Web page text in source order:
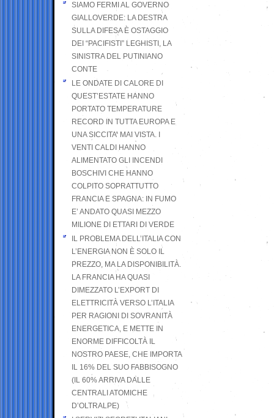
SIAMO FERMI AL GOVERNO
GIALLOVERDE: LA DESTRA
SULLA DIFESA È OSTAGGIO
DEI “PACIFISTI” LEGHISTI, LA
SINISTRA DEL PUTINIANO
CONTE
LE ONDATE DI CALORE DI
QUEST’ESTATE HANNO
PORTATO TEMPERATURE
RECORD IN TUTTA EUROPA E
UNA SICCITA’ MAI VISTA. I
VENTI CALDI HANNO
ALIMENTATO GLI INCENDI
BOSCHIVI CHE HANNO
COLPITO SOPRATTUTTO
FRANCIA E SPAGNA: IN FUMO
E’ ANDATO QUASI MEZZO
MILIONE DI ETTARI DI VERDE
IL PROBLEMA DELL’ITALIA CON
L’ENERGIA NON È SOLO IL
PREZZO, MA LA DISPONIBILITÀ.
LA FRANCIA HA QUASI
DIMEZZATO L’EXPORT DI
ELETTRICITÀ VERSO L’ITALIA
PER RAGIONI DI SOVRANITÀ
ENERGETICA, E METTE IN
ENORME DIFFICOLTÀ IL
NOSTRO PAESE, CHE IMPORTA
IL 16% DEL SUO FABBISOGNO
(IL 60% ARRIVA DALLE
CENTRALI ATOMICHE
D’OLTRALPE)